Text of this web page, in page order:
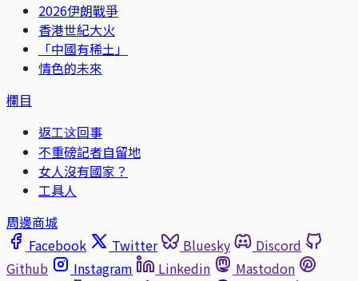
2026伊朗戰爭
香港世紀大火
「中國有稀土」
情色的未來
欄目
返工这回事
不重磅記者自留地
女人沒有國家？
工具人
周邊商城
Facebook
Twitter Bluesky
Discord
Github
Instagram Linkedin
Mastodon